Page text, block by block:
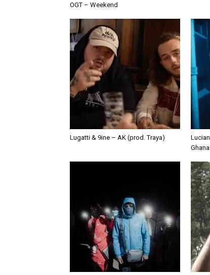
OGT – Weekend
Lugatti & 9ine – AK (prod. Traya)